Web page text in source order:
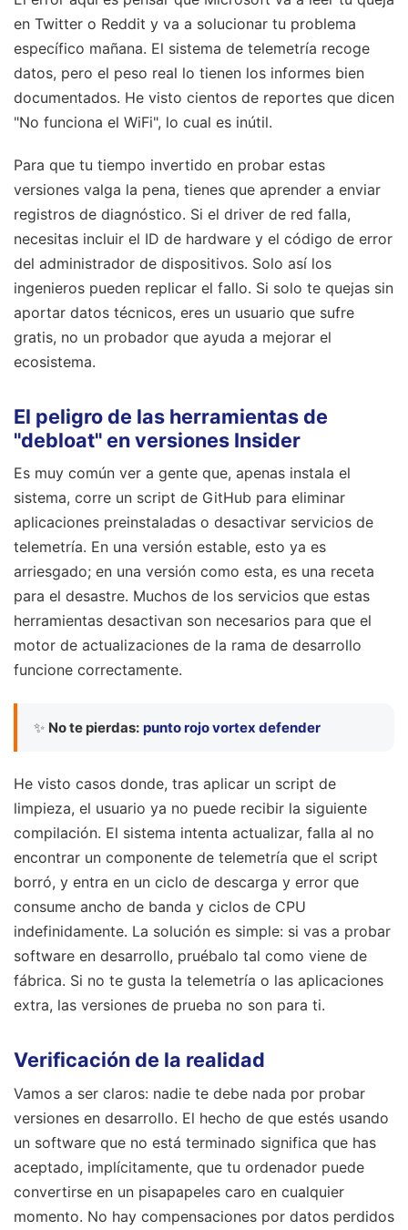
en Twitter o Reddit y va a solucionar tu problema
específico mañana. El sistema de telemetría recoge
datos, pero el peso real lo tienen los informes bien
documentados. He visto cientos de reportes que dicen
"No funciona el WiFi", lo cual es inútil.
Para que tu tiempo invertido en probar estas
versiones valga la pena, tienes que aprender a enviar
registros de diagnóstico. Si el driver de red falla,
necesitas incluir el ID de hardware y el código de error
del administrador de dispositivos. Solo así los
ingenieros pueden replicar el fallo. Si solo te quejas sin
aportar datos técnicos, eres un usuario que sufre
gratis, no un probador que ayuda a mejorar el
ecosistema.
El peligro de las herramientas de
"debloat" en versiones Insider
Es muy común ver a gente que, apenas instala el
sistema, corre un script de GitHub para eliminar
aplicaciones preinstaladas o desactivar servicios de
telemetría. En una versión estable, esto ya es
arriesgado; en una versión como esta, es una receta
para el desastre. Muchos de los servicios que estas
herramientas desactivan son necesarios para que el
motor de actualizaciones de la rama de desarrollo
funcione correctamente.
✨ No te pierdas: punto rojo vortex defender
He visto casos donde, tras aplicar un script de
limpieza, el usuario ya no puede recibir la siguiente
compilación. El sistema intenta actualizar, falla al no
encontrar un componente de telemetría que el script
borró, y entra en un ciclo de descarga y error que
consume ancho de banda y ciclos de CPU
indefinidamente. La solución es simple: si vas a probar
software en desarrollo, pruébalo tal como viene de
fábrica. Si no te gusta la telemetría o las aplicaciones
extra, las versiones de prueba no son para ti.
Verificación de la realidad
Vamos a ser claros: nadie te debe nada por probar
versiones en desarrollo. El hecho de que estés usando
un software que no está terminado significa que has
aceptado, implícitamente, que tu ordenador puede
convertirse en un pisapapeles caro en cualquier
momento. No hay compensaciones por datos perdidos